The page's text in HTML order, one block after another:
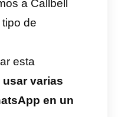
WhatsApp Business
dedicado
y pequeñas
buscan un uso
especializado de la